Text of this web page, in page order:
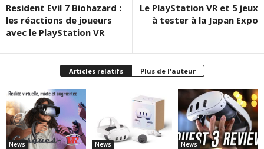
Resident Evil 7 Biohazard :
les réactions de joueurs
avec le PlayStation VR
Le PlayStation VR et 5 jeux
à tester à la Japan Expo
Articles relatifs Plus de l'auteur
News News News